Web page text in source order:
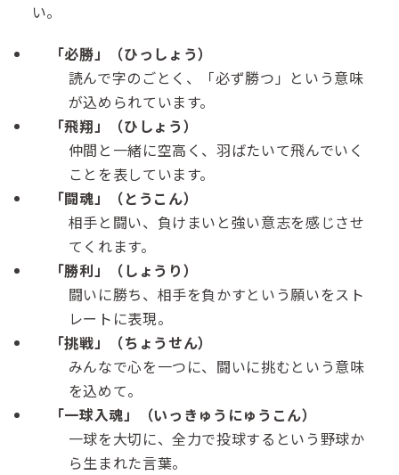
い。
「必勝」（ひっしょう）
読んで字のごとく、「必ず勝つ」という意味
が込められています。
「飛翔」（ひしょう）
仲間と一緒に空高く、羽ばたいて飛んでいく
ことを表しています。
「闘魂」（とうこん）
相手と闘い、負けまいと強い意志を感じさせ
てくれます。
「勝利」（しょうり）
闘いに勝ち、相手を負かすという願いをスト
レートに表現。
「挑戦」（ちょうせん）
みんなで心を一つに、闘いに挑むという意味
を込めて。
「一球入魂」（いっきゅうにゅうこん）
一球を大切に、全力で投球するという野球か
ら生まれた言葉。